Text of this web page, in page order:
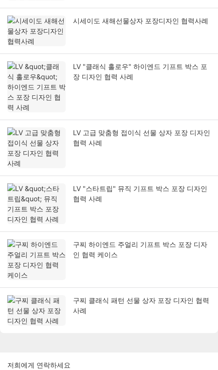
시세이도 새해선물상자 포장디자인 협력사례
LV "클래식 홀로우" 하이엔드 기프트 박스 포
장 디자인 협력 사례
LV 고급 맞춤형 접이식 선물 상자 포장 디자인
협력 사례
LV "스타트립" 뮤직 기프트 박스 포장 디자인
협력 사례
구찌 하이엔드 주얼리 기프트 박스 포장 디자
인 협력 케이스
구찌 클래식 패턴 선물 상자 포장 디자인 협력
사례
저희에게 연락하세요